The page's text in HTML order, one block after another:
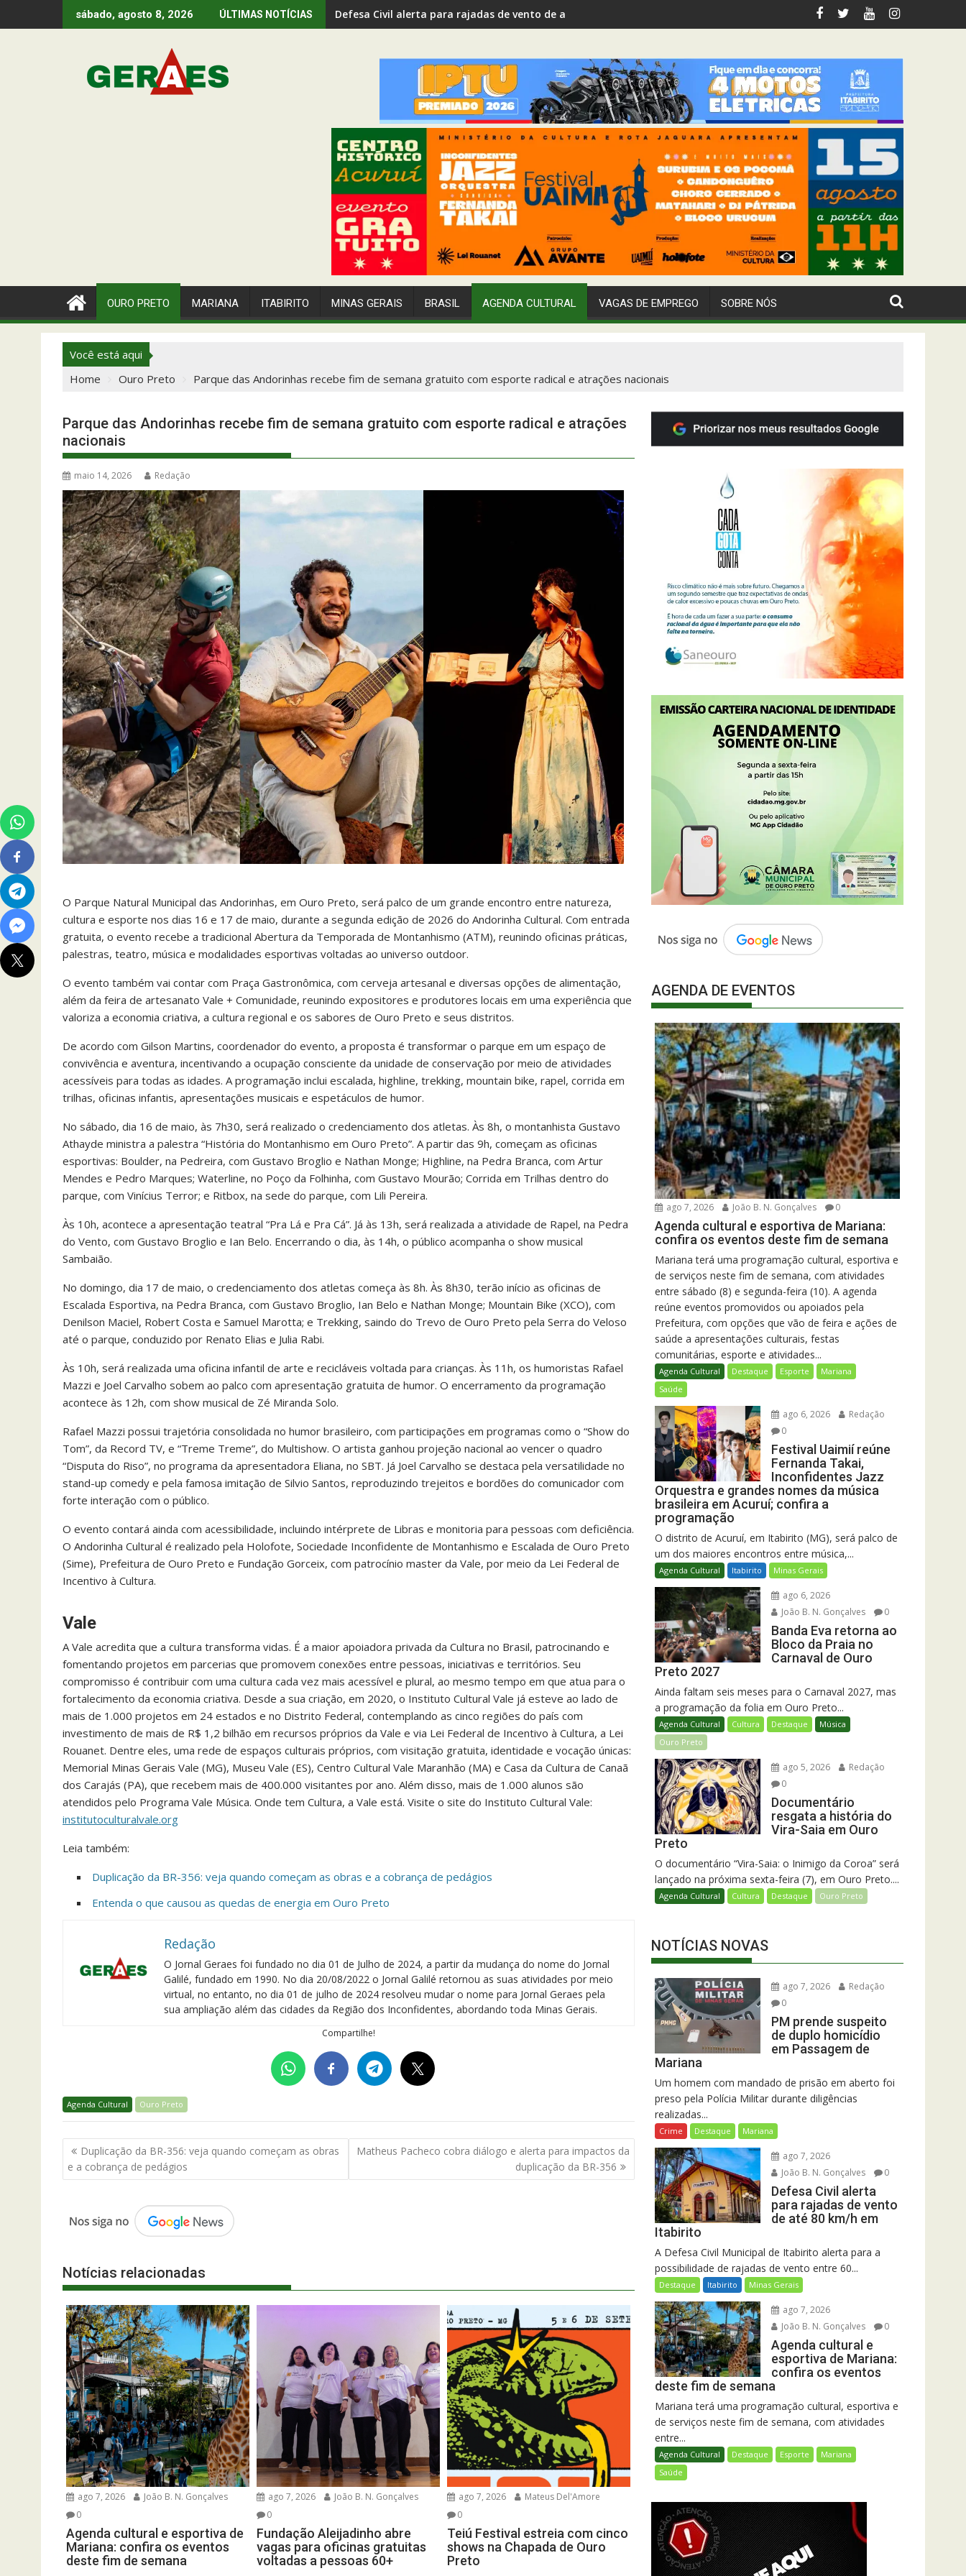
to
sábado, agosto 8, 2026 ÚLTIMAS NOTÍCIAS Defesa Civil alerta para rajadas de vento de até 80 km/h em Itabirito
OURO PRETO MARIANA ITABIRITO MINAS GERAIS BRASIL AGENDA CULTURAL VAGAS DE EMPREGO SOBRE NÓS
Você está aqui
Home
Ouro Preto Parque das Andorinhas recebe fim de semana gratuito com esporte radical e atrações nacionais
Parque das Andorinhas recebe fim de semana gratuito com esporte radical e atrações
nacionais
maio 14, 2026 Redação
O Parque Natural Municipal das Andorinhas, em Ouro Preto, será palco de um grande encontro entre natureza,
cultura e esporte nos dias 16 e 17 de maio, durante a segunda edição de 2026 do Andorinha Cultural. Com entrada
gratuita, o evento recebe a tradicional Abertura da Temporada de Montanhismo (ATM), reunindo oficinas práticas,
palestras, teatro, música e modalidades esportivas voltadas ao universo outdoor.
O evento também vai contar com Praça Gastronômica, com cerveja artesanal e diversas opções de alimentação,
além da feira de artesanato Vale + Comunidade, reunindo expositores e produtores locais em uma experiência que
valoriza a economia criativa, a cultura regional e os sabores de Ouro Preto e seus distritos.
De acordo com Gilson Martins, coordenador do evento, a proposta é transformar o parque em um espaço de
convivência e aventura, incentivando a ocupação consciente da unidade de conservação por meio de atividades
acessíveis para todas as idades. A programação inclui escalada, highline, trekking, mountain bike, rapel, corrida em
trilhas, oficinas infantis, apresentações musicais e espetáculos de humor.
No sábado, dia 16 de maio, às 7h30, será realizado o credenciamento dos atletas. Às 8h, o montanhista Gustavo
Athayde ministra a palestra “História do Montanhismo em Ouro Preto”. A partir das 9h, começam as oficinas
esportivas: Boulder, na Pedreira, com Gustavo Broglio e Nathan Monge; Highline, na Pedra Branca, com Artur
Mendes e Pedro Marques; Waterline, no Poço da Folhinha, com Gustavo Mourão; Corrida em Trilhas dentro do
parque, com Vinícius Terror; e Ritbox, na sede do parque, com Lili Pereira.
Às 10h, acontece a apresentação teatral “Pra Lá e Pra Cá”. Já às 13h, será realizada a atividade de Rapel, na Pedra
do Vento, com Gustavo Broglio e Ian Belo. Encerrando o dia, às 14h, o público acompanha o show musical
Sambaião.
No domingo, dia 17 de maio, o credenciamento dos atletas começa às 8h. Às 8h30, terão início as oficinas de
Escalada Esportiva, na Pedra Branca, com Gustavo Broglio, Ian Belo e Nathan Monge; Mountain Bike (XCO), com
Denilson Maciel, Robert Costa e Samuel Marotta; e Trekking, saindo do Trevo de Ouro Preto pela Serra do Veloso
até o parque, conduzido por Renato Elias e Julia Rabi.
Às 10h, será realizada uma oficina infantil de arte e recicláveis voltada para crianças. Às 11h, os humoristas Rafael
Mazzi e Joel Carvalho sobem ao palco com apresentação gratuita de humor. O encerramento da programação
acontece às 12h, com show musical de Zé Miranda Solo.
Rafael Mazzi possui trajetória consolidada no humor brasileiro, com participações em programas como o “Show do
Tom”, da Record TV, e “Treme Treme”, do Multishow. O artista ganhou projeção nacional ao vencer o quadro
“Disputa do Riso”, no programa da apresentadora Eliana, no SBT. Já Joel Carvalho se destaca pela versatilidade no
stand-up comedy e pela famosa imitação de Silvio Santos, reproduzindo trejeitos e bordões do comunicador com
forte interação com o público.
O evento contará ainda com acessibilidade, incluindo intérprete de Libras e monitoria para pessoas com deficiência.
O Andorinha Cultural é realizado pela Holofote, Sociedade Inconfidente de Montanhismo e Escalada de Ouro Preto
(Sime), Prefeitura de Ouro Preto e Fundação Gorceix, com patrocínio master da Vale, por meio da Lei Federal de
Incentivo à Cultura.
Vale
A Vale acredita que a cultura transforma vidas. É a maior apoiadora privada da Cultura no Brasil, patrocinando e
fomentando projetos em parcerias que promovem conexões entre pessoas, iniciativas e territórios. Seu
compromisso é contribuir com uma cultura cada vez mais acessível e plural, ao mesmo tempo em que atua para o
fortalecimento da economia criativa. Desde a sua criação, em 2020, o Instituto Cultural Vale já esteve ao lado de
mais de 1.000 projetos em 24 estados e no Distrito Federal, contemplando as cinco regiões do país com
investimento de mais de R$ 1,2 bilhão em recursos próprios da Vale e via Lei Federal de Incentivo à Cultura, a Lei
Rouanet. Dentre eles, uma rede de espaços culturais próprios, com visitação gratuita, identidade e vocação únicas:
Memorial Minas Gerais Vale (MG), Museu Vale (ES), Centro Cultural Vale Maranhão (MA) e Casa da Cultura de Canaã
dos Carajás (PA), que recebem mais de 400.000 visitantes por ano. Além disso, mais de 1.000 alunos são
atendidos pelo Programa Vale Música. Onde tem Cultura, a Vale está. Visite o site do Instituto Cultural Vale:
institutoculturalvale.org
Leia também:
Duplicação da BR-356: veja quando começam as obras e a cobrança de pedágios
Entenda o que causou as quedas de energia em Ouro Preto
Redação
O Jornal Geraes foi fundado no dia 01 de Julho de 2024, a partir da mudança do nome do Jornal
Galilé, fundado em 1990. No dia 20/08/2022 o Jornal Galilé retornou as suas atividades por meio
virtual, no entanto, no dia 01 de julho de 2024 resolveu mudar o nome para Jornal Geraes pela
sua ampliação além das cidades da Região dos Inconfidentes, abordando toda Minas Gerais.
Compartilhe!
Agenda Cultural Ouro Preto
Navegação
de
Post
Duplicação da BR-356: veja quando começam as obras
e a cobrança de pedágios
Matheus Pacheco cobra diálogo e alerta para impactos da
duplicação da BR-356
Notícias relacionadas
ago 7, 2026
João B. N. Gonçalves
0
Agenda cultural e esportiva de
Mariana: confira os eventos
deste fim de semana
ago 7, 2026
João B. N. Gonçalves
0
Fundação Aleijadinho abre
vagas para oficinas gratuitas
voltadas a pessoas 60+
ago 7, 2026
Mateus Del'Amore
0
Teiú Festival estreia com cinco
shows na Chapada de Ouro
Preto
AGENDA DE EVENTOS
ago 7, 2026 João B. N. Gonçalves 0
Agenda cultural e esportiva de Mariana:
confira os eventos deste fim de semana
Mariana terá uma programação cultural, esportiva e
de serviços neste fim de semana, com atividades
entre sábado (8) e segunda-feira (10). A agenda
reúne eventos promovidos ou apoiados pela
Prefeitura, com opções que vão de feira e ações de
saúde a apresentações culturais, festas
comunitárias, esporte e atividades...
Agenda Cultural Destaque Esporte
Mariana
Saúde
ago 6, 2026
Redação
0
Festival Uaimií reúne
Fernanda Takai,
Inconfidentes Jazz
Orquestra e grandes nomes da música
brasileira em Acuruí; confira a
programação
O distrito de Acuruí, em Itabirito (MG), será palco de
um dos maiores encontros entre música,...
Agenda Cultural Itabirito Minas Gerais
ago 6, 2026
João B. N. Gonçalves
0
Banda Eva retorna ao
Bloco da Praia no
Carnaval de Ouro
Preto 2027
Ainda faltam seis meses para o Carnaval 2027, mas
a programação da folia em Ouro Preto...
Agenda Cultural Cultura Destaque
Música
Ouro Preto
ago 5, 2026
Redação
0
Documentário
resgata a história do
Vira-Saia em Ouro
Preto
O documentário “Vira-Saia: o Inimigo da Coroa” será
lançado na próxima sexta-feira (7), em Ouro Preto....
Agenda Cultural Cultura Destaque Ouro Preto
NOTÍCIAS NOVAS
ago 7, 2026
Redação
0
PM prende suspeito
de duplo homicídio
em Passagem de
Mariana
Um homem com mandado de prisão em aberto foi
preso pela Polícia Militar durante diligências
realizadas...
Crime Destaque Mariana
ago 7, 2026
João B. N. Gonçalves
0
Defesa Civil alerta
para rajadas de vento
de até 80 km/h em
Itabirito
A Defesa Civil Municipal de Itabirito alerta para a
possibilidade de rajadas de vento entre 60...
Destaque Itabirito Minas Gerais
ago 7, 2026
João B. N. Gonçalves
0
Agenda cultural e
esportiva de Mariana:
confira os eventos
deste fim de semana
Mariana terá uma programação cultural, esportiva e
de serviços neste fim de semana, com atividades
entre...
Agenda Cultural Destaque Esporte
Mariana
Saúde